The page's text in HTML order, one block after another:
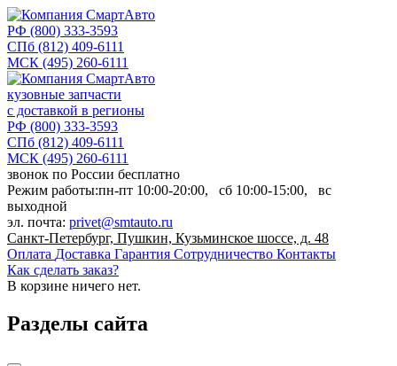
РФ (800) 333-3593
СПб (812) 409-6111
МСК (495) 260-6111
кузовные запчасти
с доставкой в регионы
РФ (800) 333-3593
СПб (812) 409-6111
МСК (495) 260-6111
звонок по России бесплатно
Режим работы:пн-пт 10:00-20:00, сб 10:00-15:00, вс
выходной
эл. почта: privet@smtauto.ru
Санкт-Петербург, Пушкин, Кузьминское шоссе, д. 48
Оплата Доставка Гарантия Сотрудничество Контакты
Как сделать заказ?
В корзине ничего нет.
Разделы сайта